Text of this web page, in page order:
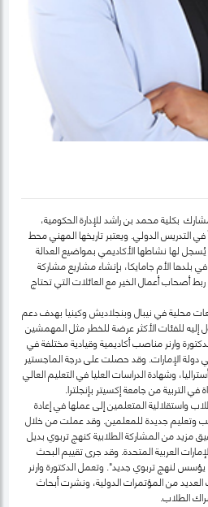
بكلية محمد بن راشد للإدارة الحكومية،
تمتد لأكثر من 25 عاماً في التدريس الدولي. ويعتبر تاريخها المهني محط
يُسجل لها نشاطها الأكاديمي بمواضيع العدالة
بلدها الأم جامايكا، بإنشاء مشاريع مشاركة
أصحاب أعمال الخير مع العائلات التي تحتاج
في نيبال وبنجلاديش وكينيا بهدف دعم
إليه للفئات الأكثر عرضة للخطر مثل المهمشين
عام 2003، شغلت الدكتورة وارنر مناصب أكاديمية وقيادية مختلفة في
دولة الإمارات. وقد حصلت على درجة الماجستير
وشهادة الدراسات العليا في التعليم العالي
التربية من جامعة إكسيتر بإنجلترا.
واستقلالية المتعلمين إلى عملها في إعادة
وتعليم جديدة للمعلمين. وقد عملت من خلال
مزيد من المشاركة الطلابية كنهج تربوي بديل
العربية المتحدة. وقد جرى تقييم البحث
لنهج تربوي جديد". وتعمل الدكتورة وارنر
من المؤتمرات الدولية، ونشرت أبحاث
الطلاب.